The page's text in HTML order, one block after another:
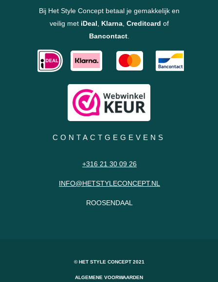
Bij Het Style Concept betaal je gemakkelijk en
veilig met iDeal Klarna, Creditcard of
Bancontact.
CONTACTGEGEVENS
+316 21 30 09 26
INFO@HETSTYLECONCEPT.NL
ROOSENDAAL
© HET STYLE CONCEPT 2021
ALGEMENE VOORWAARDEN